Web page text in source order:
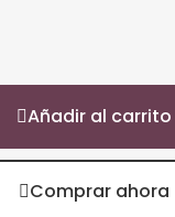
Añadir al carrito
Comprar ahora